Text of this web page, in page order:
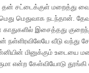
சட்டைக்குள் மறைத்து
மெதுவாக நடந்தான்.
காதுகளில் இசைத்தது
வீடு வந்து
மினுக்கும் உடையை
என்ற கேள்வியோடு தூங்கி